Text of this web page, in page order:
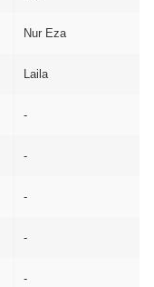
Nur Eza
Laila
-
-
-
-
-